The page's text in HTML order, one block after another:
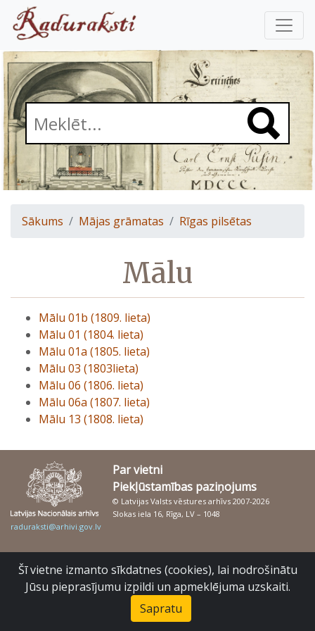
Sākums Mājas grāmatas Rīgas pilsētas
Mālu
Mālu 01b (1809. lieta)
Mālu 01 (1804. lieta)
Mālu 01a (1805. lieta)
Mālu 03 (1803lieta)
Mālu 06 (1806. lieta)
Mālu 06a (1807. lieta)
Mālu 13 (1808. lieta)
Par vietni
Piekļūstamības paziņojums
© Latvijas Valsts vēstures arhīvs 2007-2026
Slokas iela 16, Rīga, LV – 1048
raduraksti@arhivi.gov.lv
Šī vietne izmanto sīkdatnes (cookies), lai nodrošinātu
Jūsu pieprasījumu izpildi un apmeklējuma uzskaiti.
Sapratu